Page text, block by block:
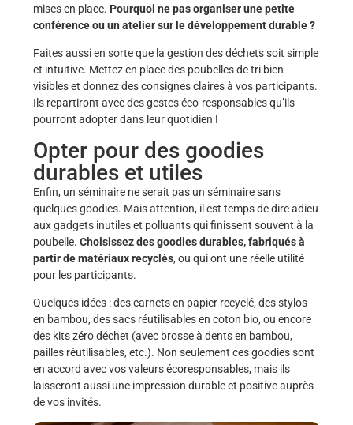
mises en place. Pourquoi ne pas organiser une petite
conférence ou un atelier sur le développement durable ?
Faites aussi en sorte que la gestion des déchets soit simple
et intuitive. Mettez en place des poubelles de tri bien
visibles et donnez des consignes claires à vos participants.
Ils repartiront avec des gestes éco-responsables qu’ils
pourront adopter dans leur quotidien !
Opter pour des goodies
durables et utiles
Enfin, un séminaire ne serait pas un séminaire sans
quelques goodies. Mais attention, il est temps de dire adieu
aux gadgets inutiles et polluants qui finissent souvent à la
poubelle.Choisissez des goodies durables, fabriqués à
partir de matériaux recyclés, ou qui ont une réelle utilité
pour les participants.
Quelques idées : des carnets en papier recyclé, des stylos
en bambou, des sacs réutilisables en coton bio, ou encore
des kits zéro déchet (avec brosse à dents en bambou,
pailles réutilisables, etc.). Non seulement ces goodies sont
en accord avec vos valeurs écoresponsables, mais ils
laisseront aussi une impression durable et positive auprès
de vos invités.